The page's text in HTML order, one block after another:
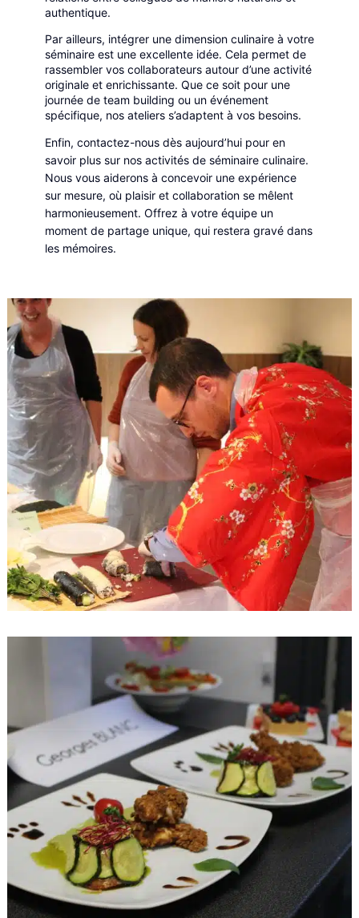
authentique.
Par ailleurs, intégrer une dimension culinaire à votre
séminaire est une excellente idée. Cela permet de
rassembler vos collaborateurs autour d’une activité
originale et enrichissante. Que ce soit pour une
journée de team building ou un événement
spécifique, nos ateliers s’adaptent à vos besoins.
Enfin, contactez-nous dès aujourd’hui pour en
savoir plus sur nos activités de séminaire culinaire.
Nous vous aiderons à concevoir une expérience
sur mesure, où plaisir et collaboration se mêlent
harmonieusement. Offrez à votre équipe un
moment de partage unique, qui restera gravé dans
les mémoires.